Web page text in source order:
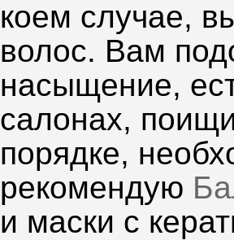
коем случае,
волос. Вам
насыщение,
салонах,
порядке,
рекомендую
и маски с